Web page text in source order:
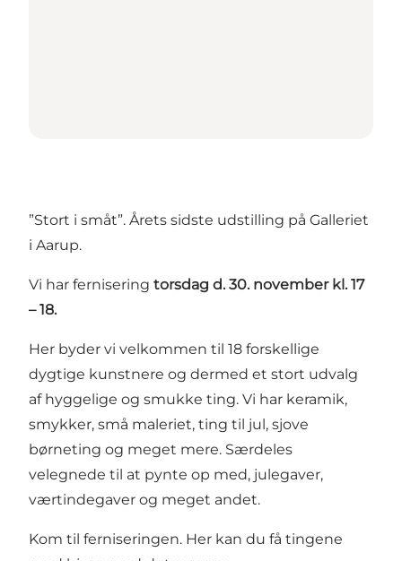
”Stort i småt”. Årets sidste udstilling på Galleriet
i Aarup.
Vi har fernisering torsdag d. 30. november kl. 17
– 18.
Her byder vi velkommen til 18 forskellige
dygtige kunstnere og dermed et stort udvalg
af hyggelige og smukke ting. Vi har keramik,
smykker, små maleriet, ting til jul, sjove
børneting og meget mere. Særdeles
velegnede til at pynte op med, julegaver,
værtindegaver og meget andet.
Kom til ferniseringen. Her kan du få tingene